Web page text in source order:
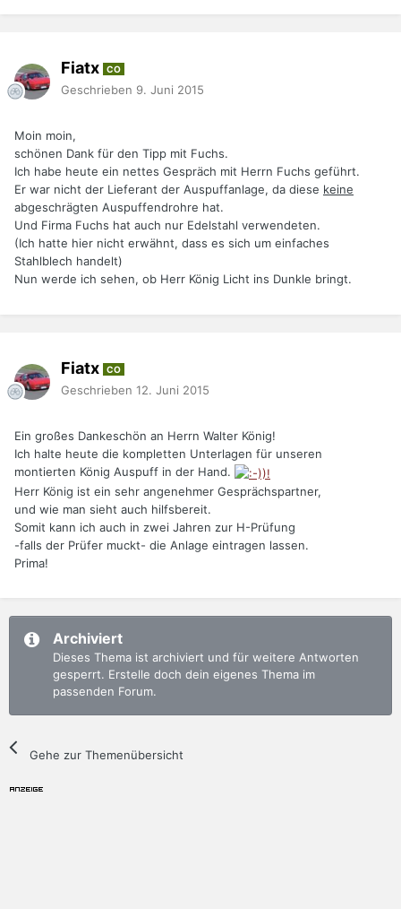
Fiatx CO
Geschrieben 9. Juni 2015
Moin moin,
schönen Dank für den Tipp mit Fuchs.
Ich habe heute ein nettes Gespräch mit Herrn Fuchs geführt.
Er war nicht der Lieferant der Auspuffanlage, da diese keine
abgeschrägten Auspuffendrohre hat.
Und Firma Fuchs hat auch nur Edelstahl verwendeten.
(Ich hatte hier nicht erwähnt, dass es sich um einfaches
Stahlblech handelt)
Nun werde ich sehen, ob Herr König Licht ins Dunkle bringt.
Fiatx CO
Geschrieben 12. Juni 2015
Ein großes Dankeschön an Herrn Walter König!
Ich halte heute die kompletten Unterlagen für unseren
montierten König Auspuff in der Hand.
Herr König ist ein sehr angenehmer Gesprächspartner,
und wie man sieht auch hilfsbereit.
Somit kann ich auch in zwei Jahren zur H-Prüfung
-falls der Prüfer muckt- die Anlage eintragen lassen.
Prima!
Archiviert
Dieses Thema ist archiviert und für weitere Antworten
gesperrt. Erstelle doch dein eigenes Thema im
passenden Forum.
Gehe zur Themenübersicht